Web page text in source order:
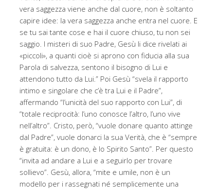
vera saggezza viene anche dal cuore, non è soltanto
capire idee: la vera saggezza anche entra nel cuore. E
se tu sai tante cose e hai il cuore chiuso, tu non sei
saggio. I misteri di suo Padre, Gesù li dice rivelati ai
«piccoli», a quanti cioè si aprono con fiducia alla sua
Parola di salvezza, sentono il bisogno di Lui e
attendono tutto da Lui.” Poi Gesù “svela il rapporto
intimo e singolare che c’è tra Lui e il Padre”,
affermando “l’unicità del suo rapporto con Lui”, di
“totale reciprocità: l’uno conosce l’altro, l’uno vive
nell’altro”. Cristo, però, “vuole donare quanto attinge
dal Padre”, vuole donarci la sua Verità, che è “sempre
è gratuita: è un dono, è lo Spirito Santo”. Per questo
“invita ad andare a Lui e a seguirlo per trovare
sollievo”. Gesù, allora, “mite e umile, non è un
modello per i rassegnati né semplicemente una